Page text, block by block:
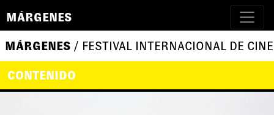
MÁRGENES
MÁRGENES / FESTIVAL INTERNACIONAL DE
CONTENIDO